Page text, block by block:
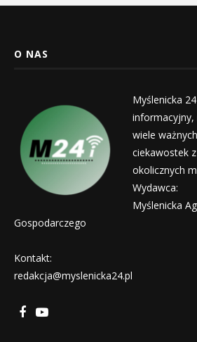
O NAS
Myślenicka
informacyjny,
wiele
ciekawostek
okolicznych
Wydawca:
Myślenicka
Gospodarczego
Kontakt:
redakcja@myslenicka24.pl